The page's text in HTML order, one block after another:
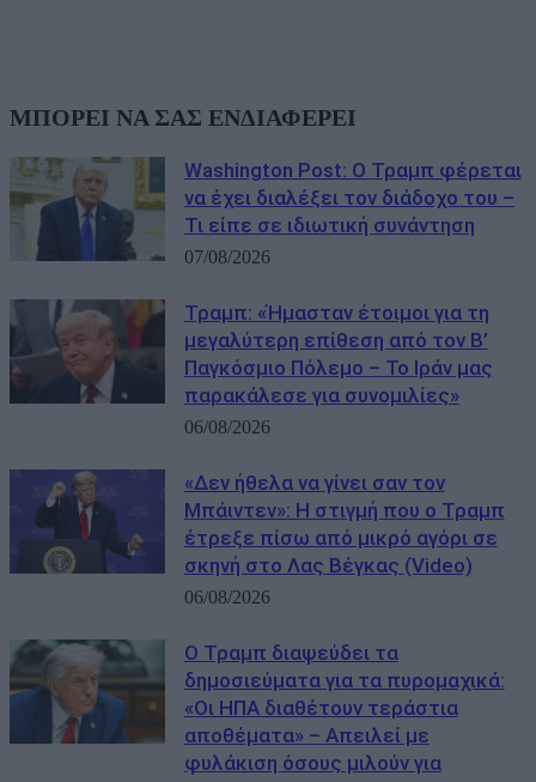
ΜΠΟΡΕΙ ΝΑ ΣΑΣ ΕΝΔΙΑΦΕΡΕΙ
Washington Post: Ο Τραμπ φέρεται
να έχει διαλέξει τον διάδοχο του –
Τι είπε σε ιδιωτική συνάντηση
07/08/2026
Τραμπ: «Ήμασταν έτοιμοι για τη
μεγαλύτερη επίθεση από τον Β’
Παγκόσμιο Πόλεμο – Το Ιράν μας
παρακάλεσε για συνομιλίες»
06/08/2026
«Δεν ήθελα να γίνει σαν τον
Μπάιντεν»: Η στιγμή που ο Τραμπ
έτρεξε πίσω από μικρό αγόρι σε
σκηνή στο Λας Βέγκας (Video)
06/08/2026
Ο Τραμπ διαψεύδει τα
δημοσιεύματα για τα πυρομαχικά:
«Οι ΗΠΑ διαθέτουν τεράστια
αποθέματα» – Απειλεί με
φυλάκιση όσους μιλούν για